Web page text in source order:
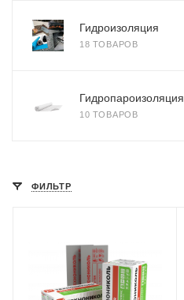
Гидроизоляция
18 ТОВАРОВ
Гидропароизоляция
10 ТОВАРОВ
ФИЛЬТР